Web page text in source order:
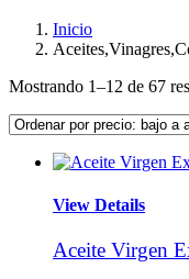
Inicio
Mostrando 1–12 de 67
View Details
Aceite Virgen